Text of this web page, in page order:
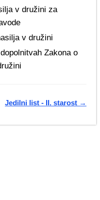
v družini za
v družini
Zakona o
Jedilni list - II. starost →